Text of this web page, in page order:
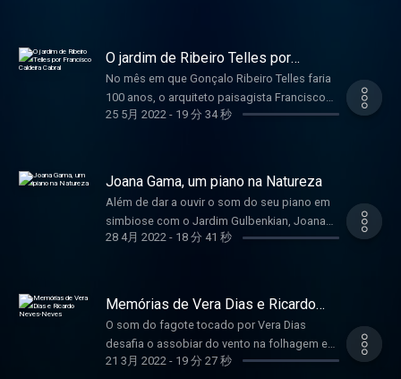
jardim através da grande janela do Grande
Auditório, enquanto Filipe Faria, antigo
membro do Coro Gulbenkian, conta
memórias de infância e canta uma bela e
ancestral composição popular. Hosted on
O jardim de Ribeiro Telles por
Francisco Caldeira Cabral
No mês em que Gonçalo Ribeiro Telles faria
100 anos, o arquiteto paisagista Francisco
Caldeira Cabral recorda as ideias e as
passeio pelo passado e um vislumbre do
que será o futuro Jardim, acompanhado ao
piano por Joana Gama. Hosted on Acast.
See acast.com/privacy for more information.
25 5月 2022 - 19 分 34 秒
Joana Gama, um piano na Natureza
Além de dar a ouvir o som do seu piano em
simbiose com o Jardim Gulbenkian, Joana
Gama leva-nos numa viagem que passa
aos concertos no Anfiteatro ao ar livre ou
anos de paixão pela música e inspiração na
natureza para ouvir neste podcast. Hosted
on Acast. See acast.com/privacy for more
28 4月 2022- 18 分 41 秒
Memórias de Vera Dias e Ricardo
Neves-Neves
O som do fagote tocado por Vera Dias
desafia o assobiar do vento na folhagem e
traz-nos memórias de quem passa por aqui
21 3月 2022 - 19 分 27 秒